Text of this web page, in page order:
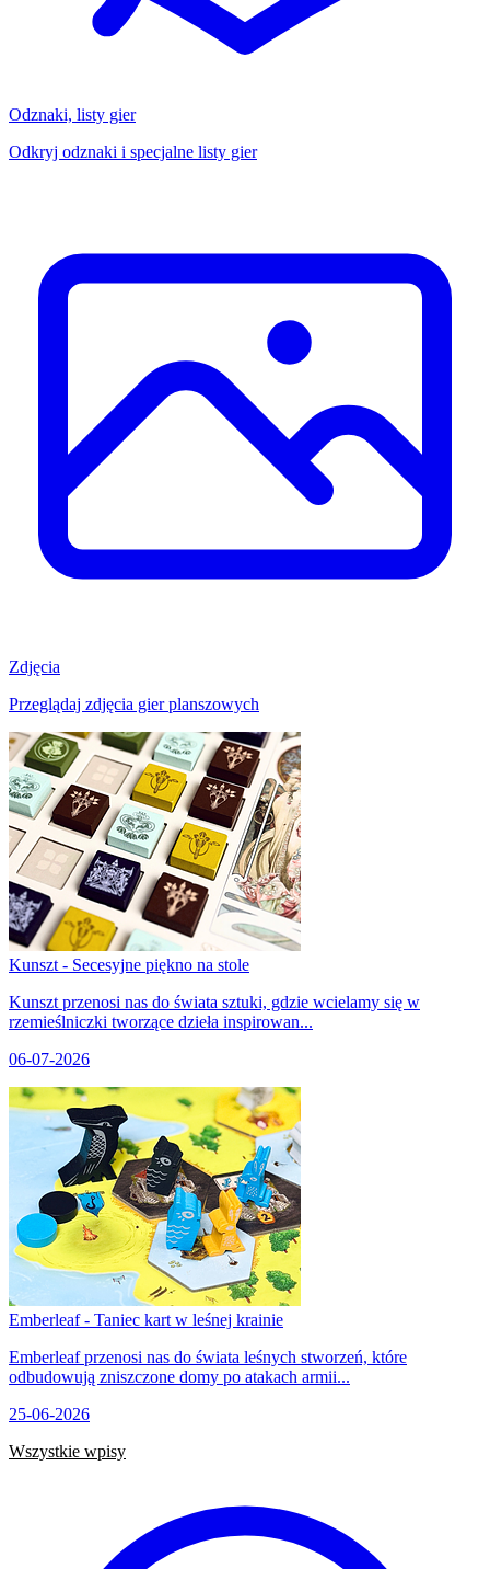
Odznaki, listy gier
Odkryj odznaki i specjalne listy gier
Zdjęcia
Przeglądaj zdjęcia gier planszowych
Kunszt - Secesyjne piękno na stole
Kunszt przenosi nas do świata sztuki, gdzie wcielamy się w
rzemieślniczki tworzące dzieła inspirowan...
06-07-2026
Emberleaf - Taniec kart w leśnej krainie
Emberleaf przenosi nas do świata leśnych stworzeń, które
odbudowują zniszczone domy po atakach armii...
25-06-2026
Wszystkie wpisy